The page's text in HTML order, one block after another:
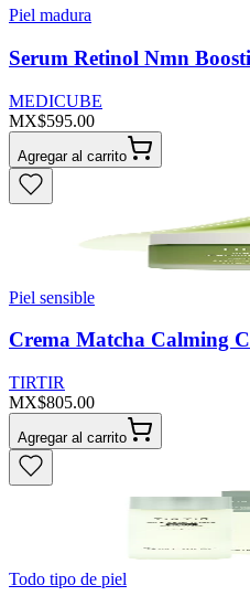
Piel madura
Serum Retinol Nmn
MEDICUBE
MX$595.00
Agregar al carrito
Piel sensible
Crema Matcha Calming
TIRTIR
MX$805.00
Agregar al carrito
Todo tipo de piel